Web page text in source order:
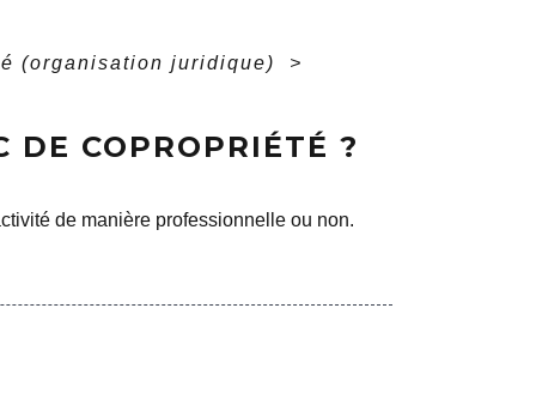
(organisation juridique) >
DE COPROPRIÉTÉ ?
de manière professionnelle ou non.